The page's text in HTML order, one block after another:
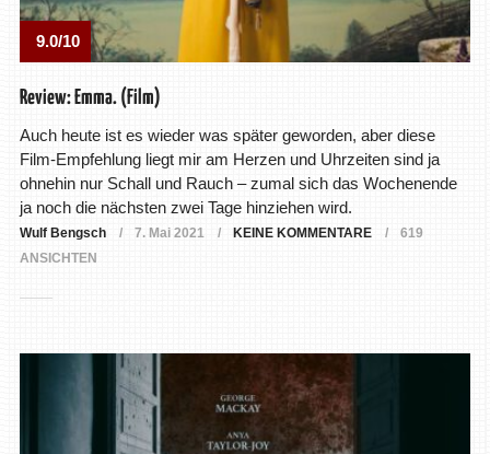
9.0/10
Review: Emma. (Film)
Auch heute ist es wieder was später geworden, aber diese
Film-Empfehlung liegt mir am Herzen und Uhrzeiten sind ja
ohnehin nur Schall und Rauch – zumal sich das Wochenende
ja noch die nächsten zwei Tage hinziehen wird.
Wulf Bengsch 7. Mai 2021 KEINE KOMMENTARE
619
ANSICHTEN